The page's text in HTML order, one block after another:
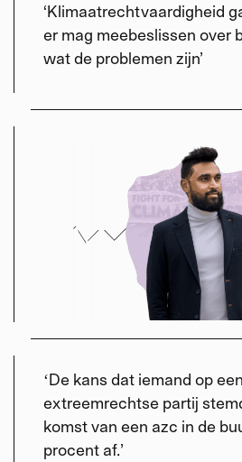
‘Klimaatrechtvaardigheid
er mag meebeslissen over
wat de problemen zijn’
ʻDe kans dat iemand op een
extreemrechtse partij
komst van een azc in de
procent af.’